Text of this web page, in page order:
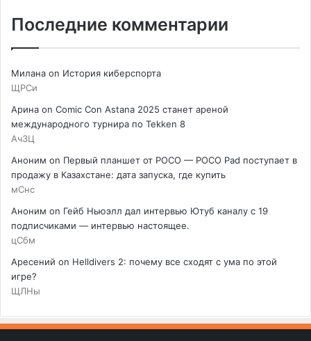
Последние комментарии
Милана on История киберспорта
ЩРСи
Арина on Comic Con Astana 2025 станет ареной
международного турнира по Tekken 8
АчЗЦ
Аноним on Первый планшет от POCO — POCO Pad поступает в
продажу в Казахстане: дата запуска, где купить
мСнс
Аноним on Гейб Ньюэлл дал интервью Ютуб каналу с 19
подписчиками — интервью настоящее.
цСбм
Аресений on Helldivers 2: почему все сходят с ума по этой
игре?
ЩЛНы